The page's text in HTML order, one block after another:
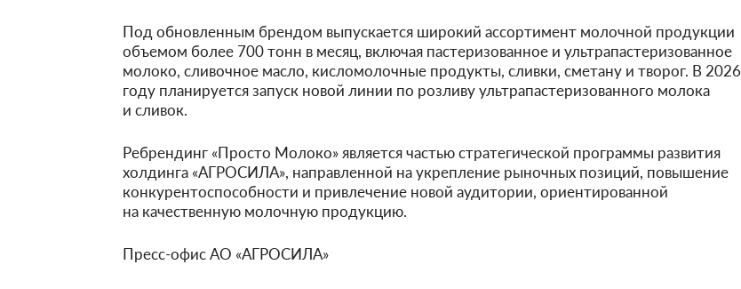
Под обновленным брендом выпускается широкий ассортимент молочной продукции
объемом более 700 тонн в месяц, включая пастеризованное и ультрапастеризованное
молоко, сливочное масло, кисломолочные продукты, сливки, сметану и творог. В 2026
году планируется запуск новой линии по розливу ультрапастеризованного молока
и сливок.
Ребрендинг «Просто Молоко» является частью стратегической программы развития
холдинга «АГРОСИЛА», направленной на укрепление рыночных позиций, повышение
конкурентоспособности и привлечение новой аудитории, ориентированной
на качественную молочную продукцию.
Пресс-офис АО «АГРОСИЛА»